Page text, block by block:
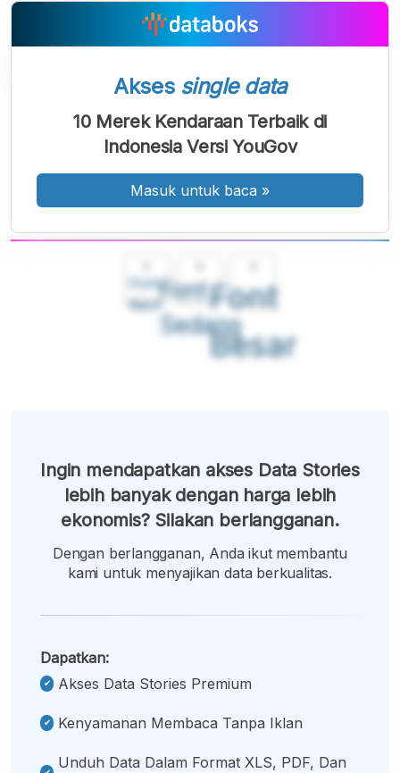
Font
Kecil
Font
Sedang
Font
Besar
Akses single data
10 Merek Kendaraan Terbaik di
Indonesia Versi YouGov
Masuk untuk baca »
Ingin mendapatkan akses Data Stories
lebih banyak dengan harga lebih
ekonomis? Silakan berlangganan.
Dengan berlangganan, Anda ikut membantu
kami untuk menyajikan data berkualitas.
Dapatkan:
Akses Data Stories Premium
Kenyamanan Membaca Tanpa Iklan
Unduh Data Dalam Format XLS, PDF, Dan